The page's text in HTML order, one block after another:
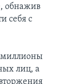
обнажив
себя с
миллионы
лиц, а